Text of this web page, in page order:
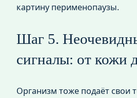
картину перименопаузы.
Шаг 5.
сигналы: от кожи
Организм тоже подаёт свои